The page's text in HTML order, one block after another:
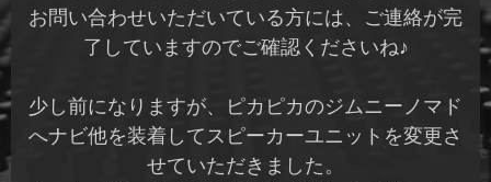
お問い合わせいただいている方には、ご連絡が完
了していますのでご確認くださいね♪
少し前になりますが、ピカピカのジムニーノマド
へナビ他を装着してスピーカーユニットを変更さ
せていただきました。